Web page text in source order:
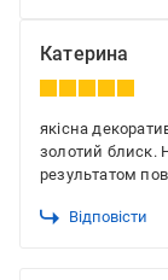
Катерина
якісна
золотий блиск.
результатом
Відповісти